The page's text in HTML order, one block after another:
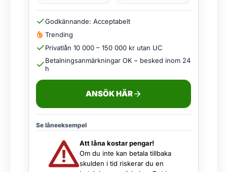
Godkännande: Acceptabelt
Trending
Privatlån 10 000 – 150 000 kr utan UC
Betalningsanmärkningar OK – besked inom 24
h
ANSÖK HÄR
Se låneeksempel
Att låna kostar pengar!
Om du inte kan betala tillbaka
skulden i tid riskerar du en